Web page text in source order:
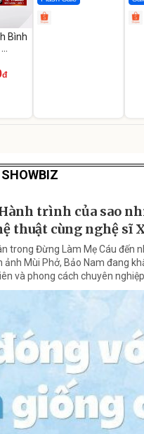
Bình
đ
trình của sao
thuật cùng nghệ sĩ
trong Đừng Làm Mẹ Cáu đến
ảnh Mùi Phở, Bảo Nam đang
và phong cách chuyên nghiệp.